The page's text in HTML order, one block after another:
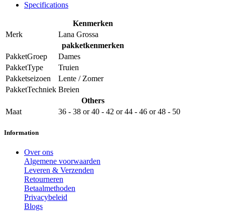
Specifications
Kenmerken
Merk
Lana Grossa
pakketkenmerken
PakketGroep
Dames
PakketType
Truien
Pakketseizoen
Lente / Zomer
PakketTechniek Breien
Others
Maat
36 - 38 or40 - 42 or44 - 46 or48 - 50
Information
Over ons
Algemene voorwaarden
Leveren & Verzenden
Retourneren
Betaalmethoden
Privacybeleid
Blogs